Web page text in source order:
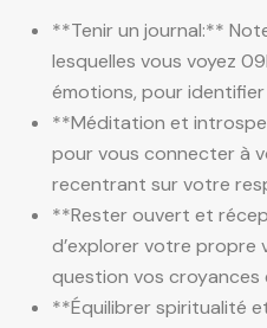
**Tenir un journal:**
lesquelles vous voyez
émotions, pour
**Méditation et
pour vous connecter à
recentrant sur votre
**Rester ouvert et
d’explorer votre propre
question vos
**Équilibrer spiritualité